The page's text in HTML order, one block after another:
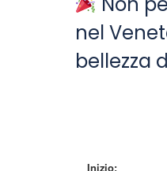
nel
bellezza